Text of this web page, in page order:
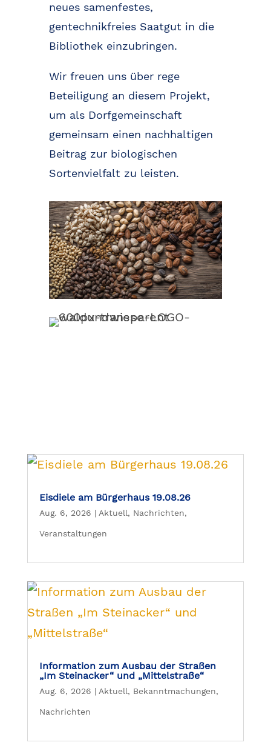
neues samenfestes,
gentechnikfreies Saatgut in die
Bibliothek einzubringen.
Wir freuen uns über rege
Beteiligung an diesem Projekt,
um als Dorfgemeinschaft
gemeinsam einen nachhaltigen
Beitrag zur biologischen
Sortenvielfalt zu leisten.
Eisdiele am Bürgerhaus 19.08.26
Aug. 6, 2026 | Aktuell, Nachrichten,
Veranstaltungen
Information zum Ausbau der Straßen
„Im Steinacker“ und „Mittelstraße“
Aug. 6, 2026 | Aktuell, Bekanntmachungen,
Nachrichten